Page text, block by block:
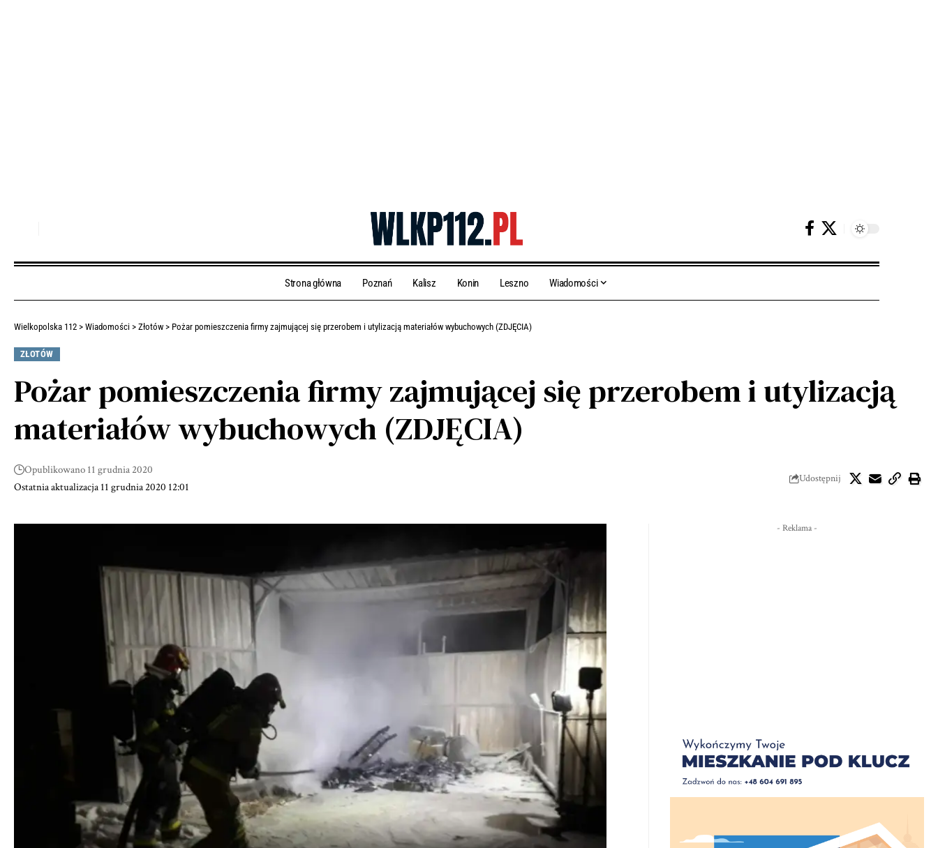
Strona główna Poznań Kalisz Konin Leszno Wiadomości
Wielkopolska 112 > Wiadomości > Złotów > Pożar pomieszczenia firmy zajmującej się przerobem i utylizacją materiałów wybuchowych (ZDJĘCIA)
ZŁOTÓW
Pożar pomieszczenia firmy zajmującej się przerobem i utylizacją
materiałów wybuchowych (ZDJĘCIA)
Ostatnia aktualizacja 11 grudnia 2020 12:01
Opublikowano 11 grudnia 2020
Udostępnij
- Reklama -